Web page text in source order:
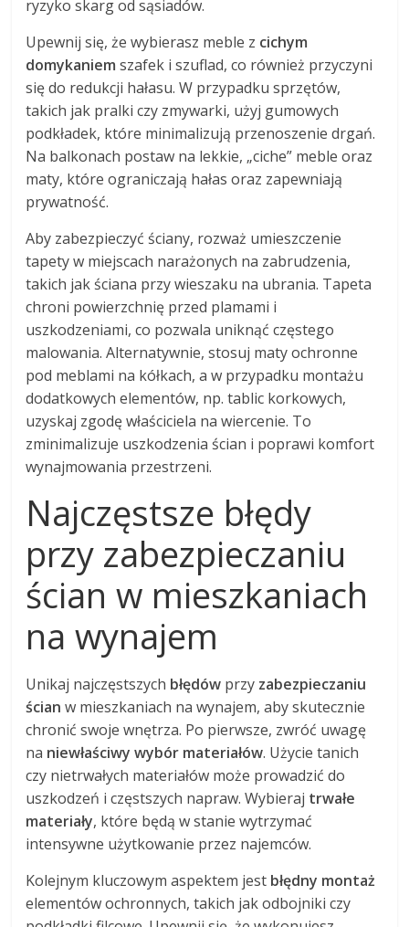
ryzyko skarg od sąsiadów.
Upewnij się, że wybierasz meble z cichym
domykaniem szafek i szuflad, co również przyczyni
się do redukcji hałasu. W przypadku sprzętów,
takich jak pralki czy zmywarki, użyj gumowych
podkładek, które minimalizują przenoszenie drgań.
Na balkonach postaw na lekkie, „ciche” meble oraz
maty, które ograniczają hałas oraz zapewniają
prywatność.
Aby zabezpieczyć ściany, rozważ umieszczenie
tapety w miejscach narażonych na zabrudzenia,
takich jak ściana przy wieszaku na ubrania. Tapeta
chroni powierzchnię przed plamami i
uszkodzeniami, co pozwala uniknąć częstego
malowania. Alternatywnie, stosuj maty ochronne
pod meblami na kółkach, a w przypadku montażu
dodatkowych elementów, np. tablic korkowych,
uzyskaj zgodę właściciela na wiercenie. To
zminimalizuje uszkodzenia ścian i poprawi komfort
wynajmowania przestrzeni.
Najczęstsze błędy
przy zabezpieczaniu
ścian w mieszkaniach
na wynajem
Unikaj najczęstszych błędów przy zabezpieczaniu
ścian w mieszkaniach na wynajem, aby skutecznie
chronić swoje wnętrza. Po pierwsze, zwróć uwagę
na niewłaściwy wybór materiałów. Użycie tanich
czy nietrwałych materiałów może prowadzić do
uszkodzeń i częstszych napraw. Wybieraj trwałe
materiały, które będą w stanie wytrzymać
intensywne użytkowanie przez najemców.
Kolejnym kluczowym aspektem jest błędny montaż
elementów ochronnych, takich jak odbojniki czy